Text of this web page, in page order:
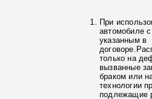
При
автомобиле
указанным в
только на
вызванные
браком или
технологии
подлежащие